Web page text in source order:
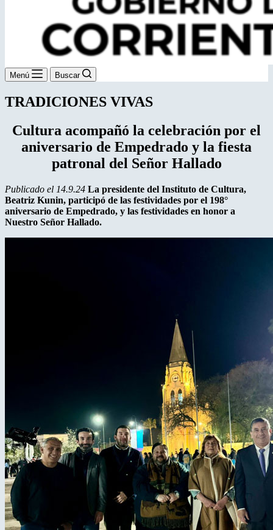
Menú Buscar
TRADICIONES VIVAS
Cultura acompañó la celebración por el
aniversario de Empedrado y la fiesta
patronal del Señor Hallado
Publicado el 14.9.24 La presidente del Instituto de Cultura,
Beatriz Kunin, participó de las festividades por el 198°
aniversario de Empedrado, y las festividades en honor a
Nuestro Señor Hallado.